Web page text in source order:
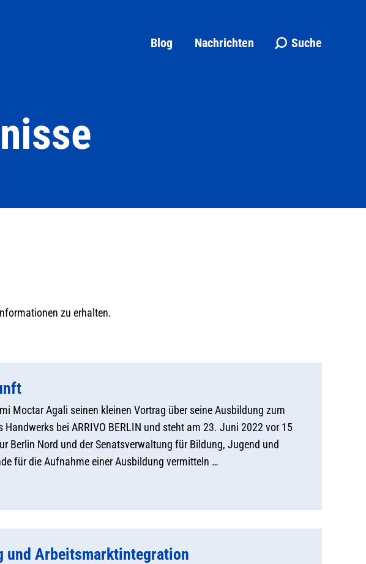
Blog Nachrichten Search:Suche
zu erhalten.
Moctar Agali seinen kleinen Vortrag über seine Ausbildung zum
bei ARRIVO BERLIN und steht am 23. Juni 2022 vor 15
Berlin Nord und der Senatsverwaltung für Bildung, Jugend und
für die Aufnahme einer Ausbildung vermitteln …
und Arbeitsmarktintegration